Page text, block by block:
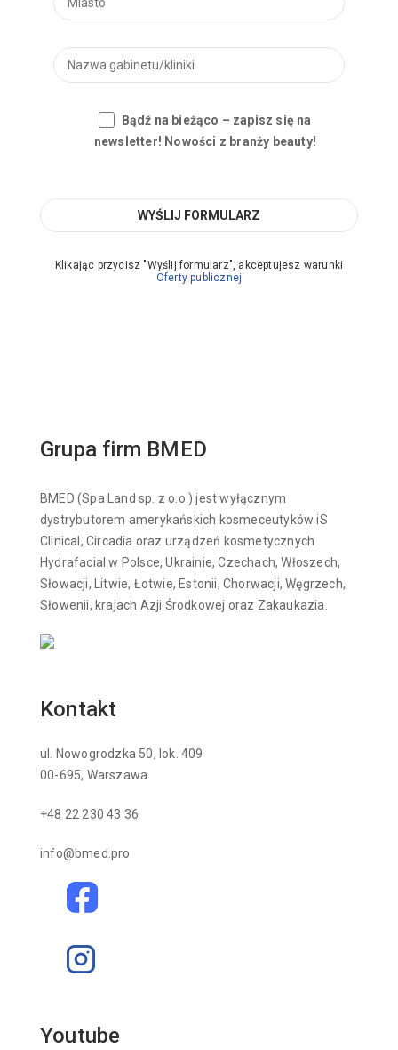
Bądź na bieżąco – zapisz się na
newsletter! Nowości z branży beauty!
Klikając przycisz "Wyślij formularz", akceptujesz warunki
Oferty publicznej
Grupa firm BMED
BMED (Spa Land sp. z o.o.) jest wyłącznym
dystrybutorem amerykańskich kosmeceutyków iS
Clinical, Circadia oraz urządzeń kosmetycznych
Hydrafacial w Polsce, Ukrainie, Czechach, Włoszech,
Słowacji, Litwie, Łotwie, Estonii, Chorwacji, Węgrzech,
Słowenii, krajach Azji Środkowej oraz Zakaukazia.
Kontakt
ul. Nowogrodzka 50, lok. 409
00-695, Warszawa
+48 22 230 43 36
info@bmed.pro
Youtube